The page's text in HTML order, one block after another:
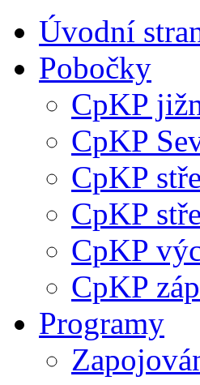
Úvodní
Pobočky
CpKP
CpKP
CpKP
CpKP
CpKP
CpKP
Programy